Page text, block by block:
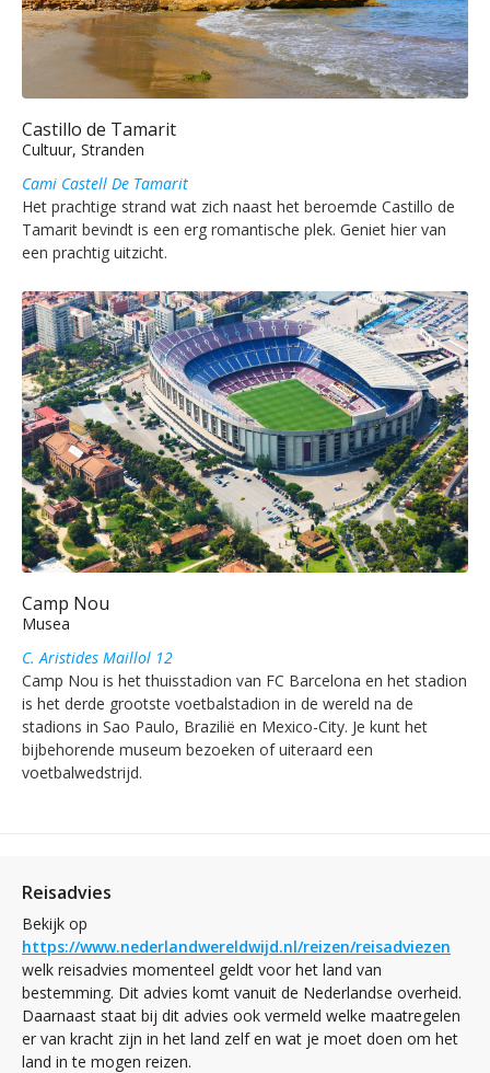
Castillo de Tamarit
Cultuur, Stranden
Cami Castell De Tamarit
Het prachtige strand wat zich naast het beroemde Castillo de
Tamarit bevindt is een erg romantische plek. Geniet hier van
een prachtig uitzicht.
Camp Nou
Musea
C. Aristides Maillol 12
Camp Nou is het thuisstadion van FC Barcelona en het stadion
is het derde grootste voetbalstadion in de wereld na de
stadions in Sao Paulo, Brazilië en Mexico-City. Je kunt het
bijbehorende museum bezoeken of uiteraard een
voetbalwedstrijd.
Reisadvies
Bekijk op
https://www.nederlandwereldwijd.nl/reizen/reisadviezen
welk reisadvies momenteel geldt voor het land van
bestemming. Dit advies komt vanuit de Nederlandse overheid.
Daarnaast staat bij dit advies ook vermeld welke maatregelen
er van kracht zijn in het land zelf en wat je moet doen om het
land in te mogen reizen.